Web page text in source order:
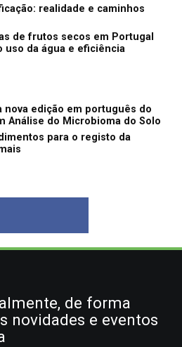
realidade e caminhos
de frutos secos em Portugal
uso da água e eficiência
nova edição em português do
Análise do Microbioma do Solo
para o registo da
de forma
novidades e eventos